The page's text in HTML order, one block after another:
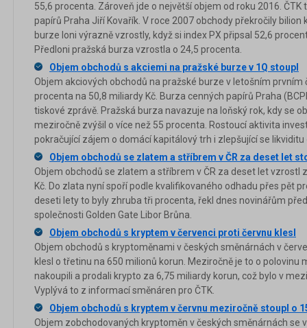
55,6 procenta. Zároveň jde o největší objem od roku 2016.
papírů Praha Jiří Kovařík. V roce 2007 obchody překročily bilion
burze loni výrazně vzrostly, když si index PX připsal 52,6
Předloni pražská burza vzrostla o 24,5 procenta.
Objem obchodů s akciemi na pražské burze v 1Q stoupl
Objem akciových obchodů na pražské burze v letošním
procenta na 50,8 miliardy Kč. Burza cenných papírů Praha
tiskové zprávě. Pražská burza navazuje na loňský rok, kdy se
meziročně zvýšil o více než 55 procenta. Rostoucí aktivita
pokračující zájem o domácí kapitálový trh i zlepšující se
Objem obchodů se zlatem a stříbrem v ČR za deset let
Objem obchodů se zlatem a stříbrem v ČR za deset let vzrostl
Kč. Do zlata nyní spoří podle kvalifikovaného odhadu přes pět
deseti lety to byly zhruba tři procenta, řekl dnes novinářům
společnosti Golden Gate Libor Brůna.
Objem obchodů s kryptem v červenci proti červnu klesl
Objem obchodů s kryptoměnami v českých směnárnách v
klesl o třetinu na 650 milionů korun. Meziročně je to o polovinu
nakoupili a prodali krypto za 6,75 miliardy korun, což bylo v
Vyplývá to z informací směnáren pro ČTK.
Objem obchodů s kryptem v červnu meziročně stoupl o
Objem zobchodovaných kryptoměn v českých směnárnách se